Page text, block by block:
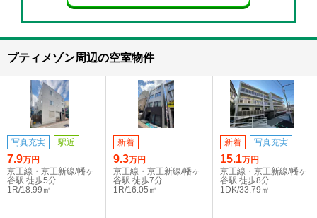
プティメゾン周辺の空室物件
写真充実 駅近
7.9万円
京王線・京王新線/幡ヶ
谷駅 徒歩5分
1R/18.99㎡
新着
9.3万円
京王線・京王新線/幡ヶ
谷駅 徒歩7分
1R/16.05㎡
新着 写真充実
15.1万円
京王線・京王新線/幡ヶ
谷駅 徒歩8分
1DK/33.79㎡